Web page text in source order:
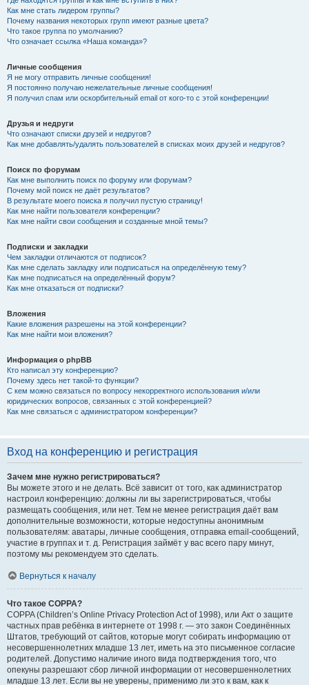
Как мне стать лидером группы?
Почему названия некоторых групп имеют разные цвета?
Что такое группа по умолчанию?
Что означает ссылка «Наша команда»?
Личные сообщения
Я не могу отправить личные сообщения!
Я постоянно получаю нежелательные личные сообщения!
Я получил спам или оскорбительный email от кого-то с этой конференции!
Друзья и недруги
Что означают списки друзей и недругов?
Как мне добавлять/удалять пользователей в списках моих друзей и недругов?
Поиск по форумам
Как мне выполнить поиск по форуму или форумам?
Почему мой поиск не даёт результатов?
В результате моего поиска я получил пустую страницу!
Как мне найти пользователя конференции?
Как мне найти свои сообщения и созданные мной темы?
Подписки и закладки
Чем закладки отличаются от подписок?
Как мне сделать закладку или подписаться на определённую тему?
Как мне подписаться на определённый форум?
Как мне отказаться от подписки?
Вложения
Какие вложения разрешены на этой конференции?
Как мне найти мои вложения?
Информация о phpBB
Кто написал эту конференцию?
Почему здесь нет такой-то функции?
С кем можно связаться по вопросу некорректного использования и/или
юридических вопросов, связанных с этой конференцией?
Как мне связаться с администратором конференции?
Вход на конференцию и регистрация
Зачем мне нужно регистрироваться?
Вы можете этого и не делать. Всё зависит от того, как администратор
настроил конференцию: должны ли вы зарегистрироваться, чтобы
размещать сообщения, или нет. Тем не менее регистрация даёт вам
дополнительные возможности, которые недоступны анонимным
пользователям: аватары, личные сообщения, отправка email-сообщений,
участие в группах и т. д. Регистрация займёт у вас всего пару минут,
поэтому мы рекомендуем это сделать.
Вернуться к началу
Что такое COPPA?
COPPA (Children’s Online Privacy Protection Act of 1998), или Акт о защите
частных прав ребёнка в интернете от 1998 г. — это закон Соединённых
Штатов, требующий от сайтов, которые могут собирать информацию от
несовершеннолетних младше 13 лет, иметь на это письменное согласие
родителей. Допустимо наличие иного вида подтверждения того, что
опекуны разрешают сбор личной информации от несовершеннолетних
младше 13 лет. Если вы не уверены, применимо ли это к вам, как к